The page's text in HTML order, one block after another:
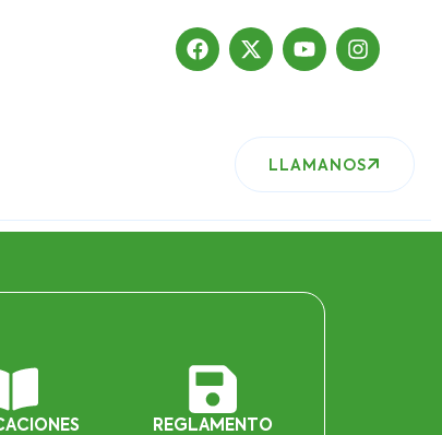
2019 , nuestro sitio ha migrado
LLAMANOS
REGLAMENTO